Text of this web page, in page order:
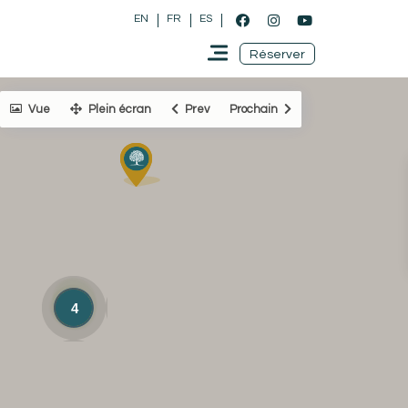
EN FR ES
Réserver
4
Vue Plein écran Prev Prochain